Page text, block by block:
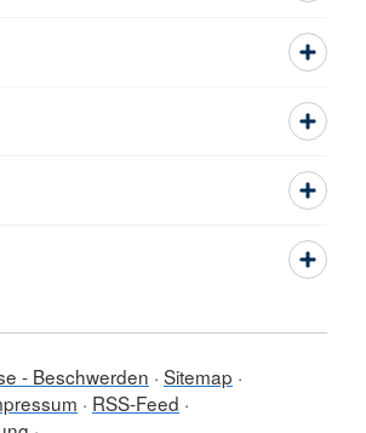
- Beschwerden Sitemap
RSS-Feed